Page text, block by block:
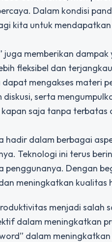
Dalam kondisi
kita untuk
memberikan dampak
fleksibel dan
mengakses materi
serta
saja tanpa terbatas
hadir dalam berbagai
Teknologi ini terus
penggunanya. Dengan
meningkatkan kualitas
menjadi salah
dalam meningkatkan
dalam